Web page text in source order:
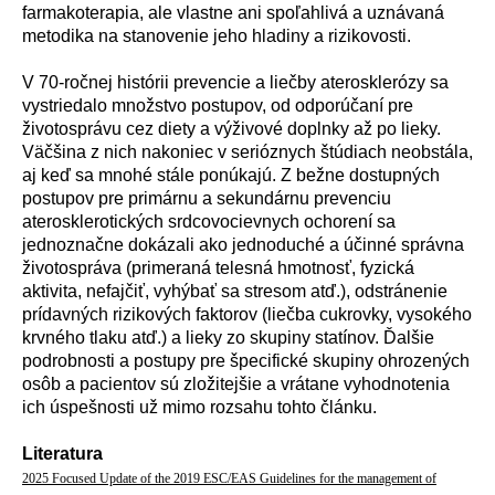
farmakoterapia, ale vlastne ani spoľahlivá a uznávaná
metodika na stanovenie jeho hladiny a rizikovosti.
V 70-ročnej histórii prevencie a liečby aterosklerózy sa
vystriedalo množstvo postupov, od odporúčaní pre
životosprávu cez diety a výživové doplnky až po lieky.
Väčšina z nich nakoniec v serióznych štúdiach neobstála,
aj keď sa mnohé stále ponúkajú. Z bežne dostupných
postupov pre primárnu a sekundárnu prevenciu
aterosklerotických srdcovocievnych ochorení sa
jednoznačne dokázali ako jednoduché a účinné správna
životospráva (primeraná telesná hmotnosť, fyzická
aktivita, nefajčiť, vyhýbať sa stresom atď.), odstránenie
prídavných rizikových faktorov (liečba cukrovky, vysokého
krvného tlaku atď.) a lieky zo skupiny statínov. Ďalšie
podrobnosti a postupy pre špecifické skupiny ohrozených
osôb a pacientov sú zložitejšie a vrátane vyhodnotenia
ich úspešnosti už mimo rozsahu tohto článku.
Literatura
2025 Focused Update of the 2019 ESC/EAS Guidelines for the management of